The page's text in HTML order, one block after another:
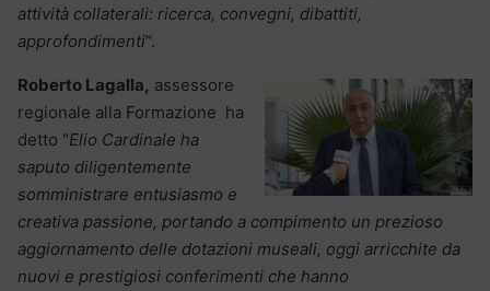
attività collaterali: ricerca, convegni, dibattiti,
approfondimenti“.
Roberto Lagalla, assessore
regionale alla Formazione ha
detto “Elio Cardinale ha
saputo diligentemente
somministrare entusiasmo e
creativa passione, portando a compimento un prezioso
aggiornamento delle dotazioni museali, oggi arricchite da
nuovi e prestigiosi conferimenti che hanno